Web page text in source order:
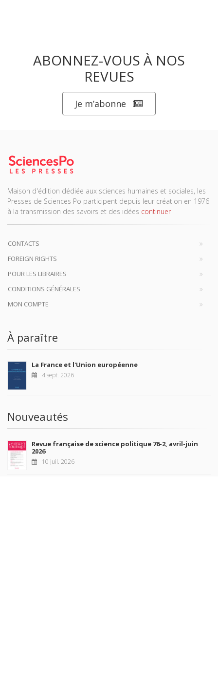
ABONNEZ-VOUS À NOS
REVUES
Je m’abonne
Maison d'édition dédiée aux sciences humaines et sociales, les
Presses de Sciences Po participent depuis leur création en 1976
à la transmission des savoirs et des idées continuer
CONTACTS
FOREIGN RIGHTS
POUR LES LIBRAIRES
CONDITIONS GÉNÉRALES
MON COMPTE
À paraître
La France et l'Union européenne
4 sept. 2026
Nouveautés
Revue française de science politique 76-2, avril-juin
2026
10 juil. 2026